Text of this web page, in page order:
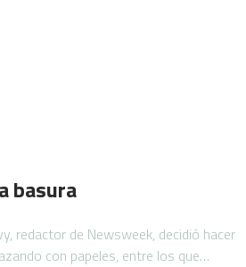
basura
redactor de Newsweek, decidió hacer
con papeles, entre los que…